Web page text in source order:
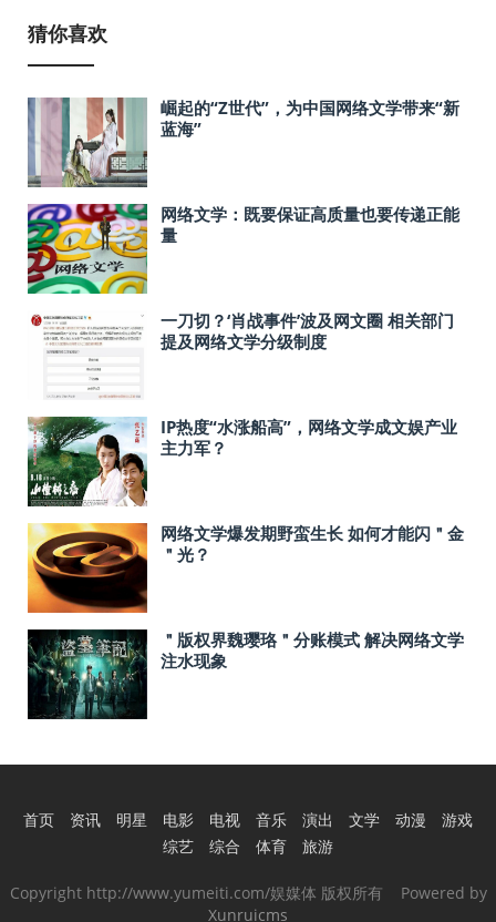
猜你喜欢
崛起的“Z世代”，为中国网络文学带来“新
蓝海”
网络文学：既要保证高质量也要传递正能
量
一刀切？‘肖战事件’波及网文圈 相关部门
提及网络文学分级制度
IP热度“水涨船高”，网络文学成文娱产业
主力军？
网络文学爆发期野蛮生长 如何才能闪＂金
＂光？
＂版权界魏璎珞＂分账模式 解决网络文学
注水现象
首页 资讯 明星 电影 电视 音乐 演出 文学 动漫
游戏
综艺
综合 体育 旅游
Copyright http://www.yumeiti.com/娱媒体 版权所有 Powered by
Xunruicms